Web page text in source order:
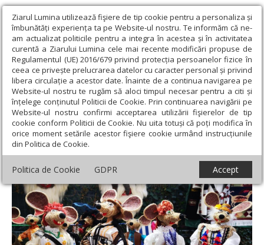
Ziarul Lumina utilizează fişiere de tip cookie pentru a personaliza și
îmbunătăți experiența ta pe Website-ul nostru. Te informăm că ne-
am actualizat politicile pentru a integra în acestea și în activitatea
curentă a Ziarului Lumina cele mai recente modificări propuse de
Regulamentul (UE) 2016/679 privind protecția persoanelor fizice în
ceea ce privește prelucrarea datelor cu caracter personal și privind
libera circulație a acestor date. Înainte de a continua navigarea pe
Website-ul nostru te rugăm să aloci timpul necesar pentru a citi și
înțelege conținutul Politicii de Cookie. Prin continuarea navigării pe
Website-ul nostru confirmi acceptarea utilizării fişierelor de tip
cookie conform Politicii de Cookie. Nu uita totuși că poți modifica în
orice moment setările acestor fişiere cookie urmând instrucțiunile
din Politica de Cookie.
Politica de Cookie GDPR Accept
Ziarul Lumina › Educaţie și Cultură › Cultură › Târgul „Bătrânii de
iarnă”
Târgul „Bătrânii de iarnă”